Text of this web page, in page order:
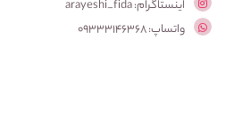
اینستاگرام: arayeshi_fida
واتساپ: 09333146368